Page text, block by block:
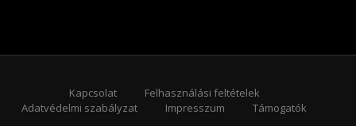
Kapcsolat
Felhasználási feltételek
Adatvédelmi szabályzat
Impresszum Támogatók